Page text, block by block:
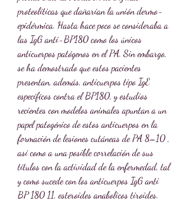
proteolíticas que dañarían la unión dermo-
epidérmica. Hasta hace poco se consideraba a
las IgG anti-BP180 como los únicos
anticuerpos patógenos en el PA. Sin embargo,
se ha demostrado que estos pacientes
presentan, además, anticuerpos tipo IgE
específicos contra el BP180, y estudios
recientes con modelos animales apuntan a un
papel patogénico de estos anticuerpos en la
formación de lesiones cutáneas de PA 8–10 ,
así como a una posible correlación de sus
títulos con la actividad de la enfermedad, tal
y como sucede con los anticuerpos IgG anti
BP 180 11, esteroides anabolicos tiroides.